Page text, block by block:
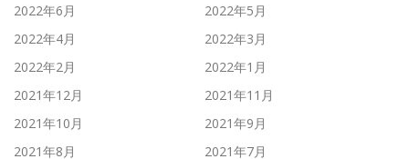
2022年6月
2022年5月
2022年4月
2022年3月
2022年2月
2022年1月
2021年12月
2021年11月
2021年10月
2021年9月
2021年8月
2021年7月